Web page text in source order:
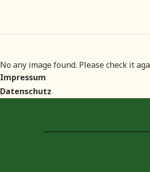
No any image found. Please check it
Impressum
Datenschutz